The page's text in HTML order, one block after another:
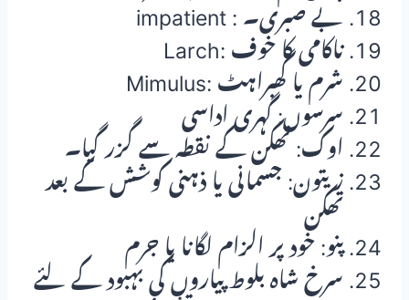
impatient : بے صبری۔
Larch: ناکامی کا خوف
Mimulus: شرم یا گھبراہٹ
سرسوں: گہری اداسی
اوک: تھکن کے نقطہ سے گزر گیا۔
زیتون: جسمانی یا ذہنی کوشش کے بعد
تھکن
پنو: خود پر الزام لگانا یا جرم
سرخ شاہ بلوط پیاروں کی بہبود کے لئے